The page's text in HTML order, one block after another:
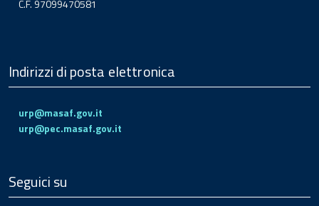
C.F. 97099470581
Indirizzi di posta elettronica
urp@masaf.gov.it
urp@pec.masaf.gov.it
Seguici su